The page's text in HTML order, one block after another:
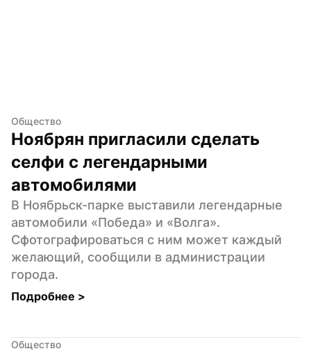
Общество
Ноябрян пригласили сделать
селфи с легендарными
автомобилями
В Ноябрьск-парке выставили легендарные
автомобили «Победа» и «Волга».
Сфотографироваться с ним может каждый
желающий, сообщили в администрации
города.
Подробнее >
Общество